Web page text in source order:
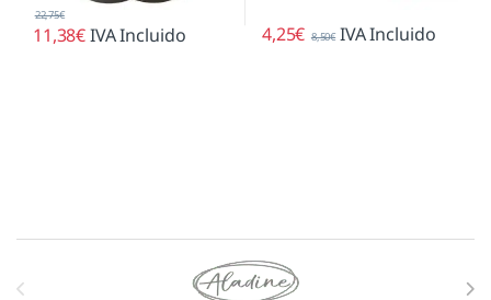
11,38€
22,75€
IVA Incluido 4,25€ 8,50€ IVA Incluido
Marcas De Carrusel